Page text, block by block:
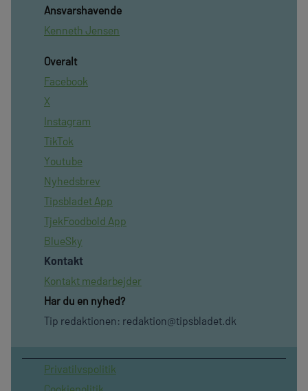
Ansvarshavende
Kenneth Jensen
Overalt
Facebook
X
Instagram
TikTok
Youtube
Nyhedsbrev
Tipsbladet App
TjekFoodbold App
BlueSky
Kontakt
Kontakt medarbejder
Har du en nyhed?
Tip redaktionen: redaktion@tipsbladet.dk
Privatilvspolitik
Cookiepolitik